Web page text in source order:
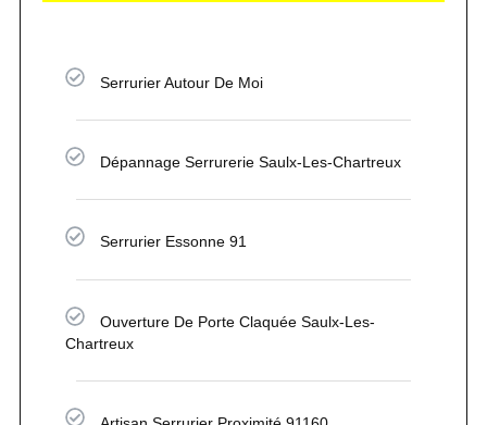
Serrurier Autour De Moi
Dépannage Serrurerie Saulx-Les-Chartreux
Serrurier Essonne 91
Ouverture De Porte Claquée Saulx-Les-
Chartreux